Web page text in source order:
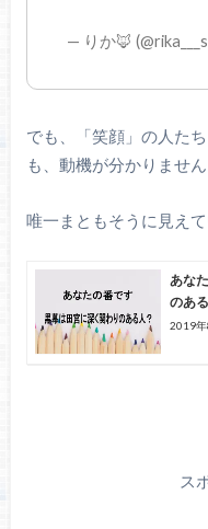
— りか🦊
でも、「笑顔」の人た
も、動機が分かりませ
唯一まともそうに見え
あな
のあ
2019
ス